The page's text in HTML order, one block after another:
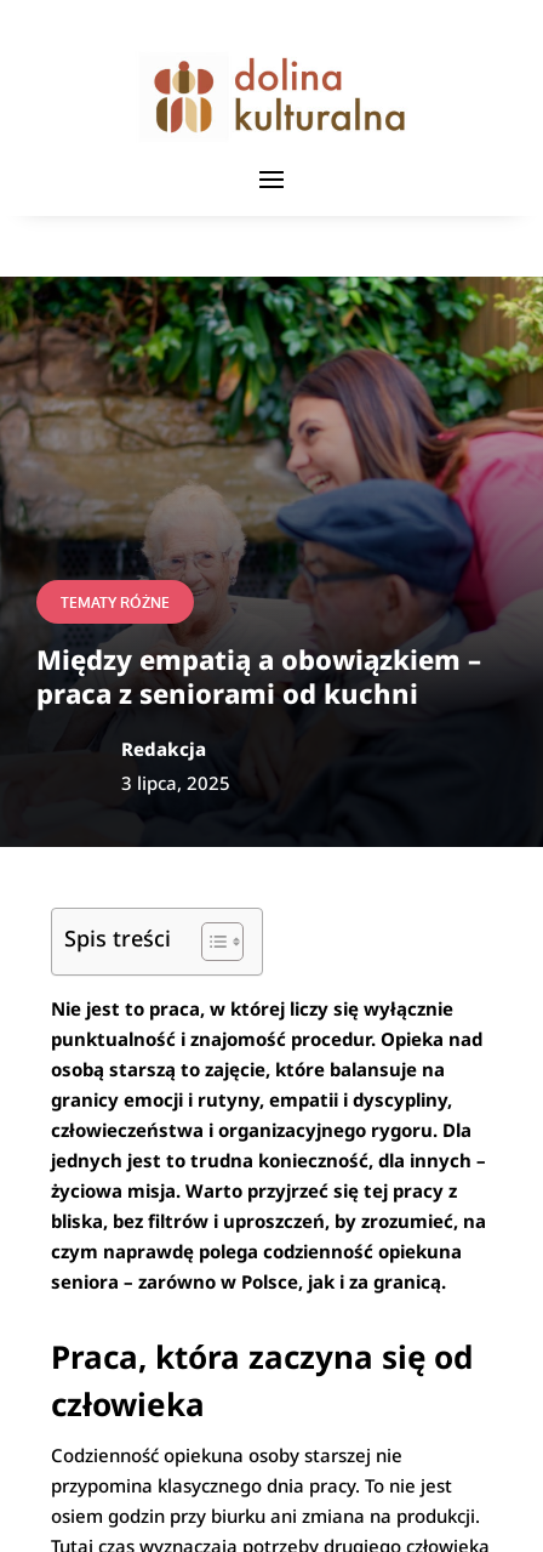
TEMATY RÓŻNE
Między empatią a obowiązkiem –
praca z seniorami od kuchni
Redakcja
3 lipca, 2025
Spis treści
Nie jest to praca, w której liczy się wyłącznie
punktualność i znajomość procedur. Opieka nad
osobą starszą to zajęcie, które balansuje na
granicy emocji i rutyny, empatii i dyscypliny,
człowieczeństwa i organizacyjnego rygoru. Dla
jednych jest to trudna konieczność, dla innych –
życiowa misja. Warto przyjrzeć się tej pracy z
bliska, bez filtrów i uproszczeń, by zrozumieć, na
czym naprawdę polega codzienność opiekuna
seniora – zarówno w Polsce, jak i za granicą.
Praca, która zaczyna się od
człowieka
Codzienność opiekuna osoby starszej nie
przypomina klasycznego dnia pracy. To nie jest
osiem godzin przy biurku ani zmiana na produkcji.
Tutaj czas wyznaczają potrzeby drugiego człowieka